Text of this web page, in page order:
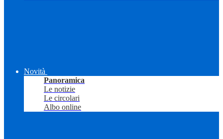
Novità
Panoramica
Le notizie
Le circolari
Albo online